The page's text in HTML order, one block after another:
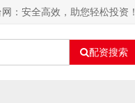
：安全高效，助您轻松投资！
配资搜索